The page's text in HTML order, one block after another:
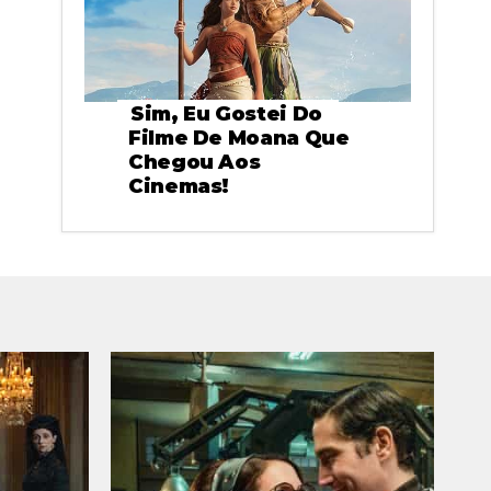
Sim, Eu Gostei Do
Filme De Moana Que
Chegou Aos
Cinemas!